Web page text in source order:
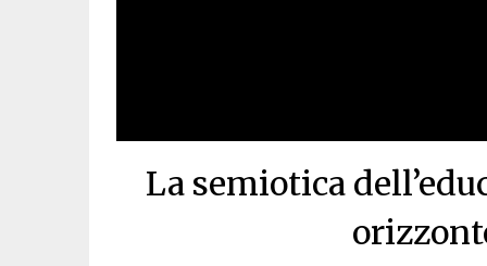
La semiotica